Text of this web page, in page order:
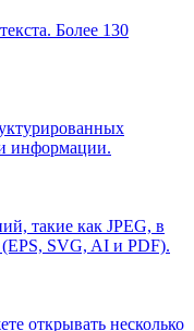
Более 130
информации.
такие как JPEG, в
SVG, AI и PDF).
открывать несколько